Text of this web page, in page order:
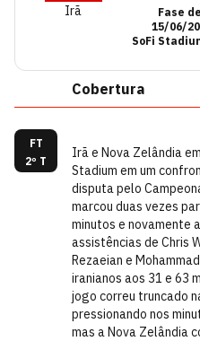
Irã
Fase
15/06/
SoFi
Cobertura
FT
2º T
Irã e Nova Zelândia
Stadium em um
disputa pelo
marcou duas vezes
minutos e novamente
assistências de Chris
Rezaeian e
iranianos aos 31 e 63
jogo correu truncado
pressionando nos
mas a Nova Zelândia